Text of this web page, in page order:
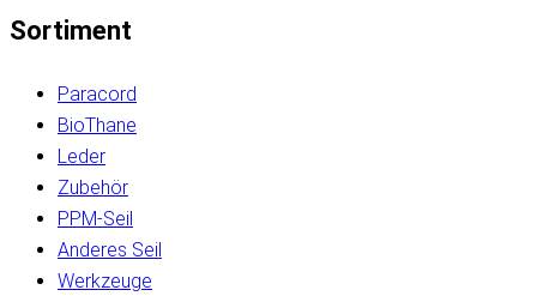
Sortiment
Paracord
BioThane
Leder
Zubehör
PPM-Seil
Anderes Seil
Werkzeuge